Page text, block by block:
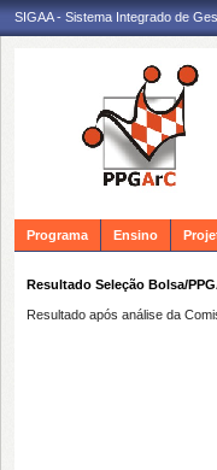
SIGAA - Sistema Integrado de
Programa Ensino
Resultado Seleção Bolsa/
Resultado após análise da